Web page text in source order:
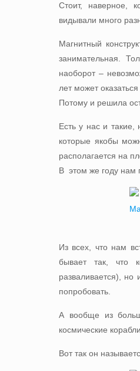
Стоит, наверное,
видывали много
Магнитный
занимательная.
наоборот –
лет может
Потому и решила
Есть у нас и такие,
которые якобы
располагается на
В этом же году нам
Из всех, что нам
бывает так, что
разваливается),
попробовать.
А вообще из
космические
Вот так он